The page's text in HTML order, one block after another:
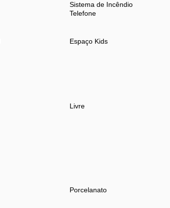
Sistema de Incêndio
Telefone
Espaço Kids
Livre
Porcelanato